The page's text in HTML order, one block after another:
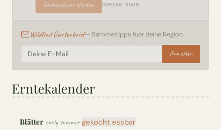
Gartenplaner starten COMING SOON
Wildfind Gartenbrief— Sammeltipps fuer deine Region
Anmelden
Erntekalender
Blätter early summer gekocht essbar